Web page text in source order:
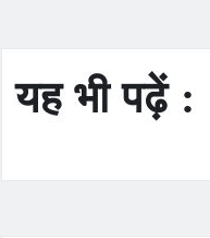
यह भी पढ़ें :